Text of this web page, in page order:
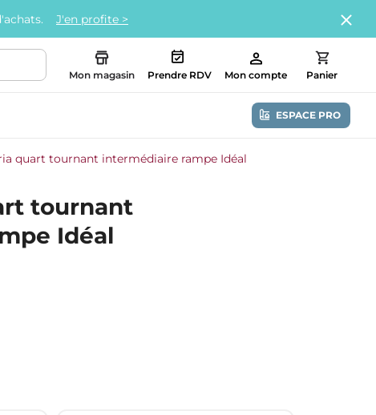
J'en profite >
Mon magasin Prendre RDV Mon compte Panier
ESPACE PRO
quart tournant intermédiaire rampe Idéal
tournant
Idéal